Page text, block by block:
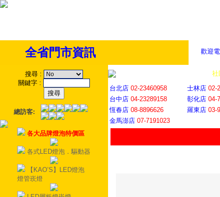
歡迎
全省門市資訊
搜尋 :
關鍵字 :
總訪客:
各大品牌燈泡特價區
各式LED燈泡．驅動器
【KAO’S】LED燈泡
燈管崁燈
社
台北店 02-23460958 士林店 02-
台中店 04-23289158 彰化店 04-
恆春店 08-8896626 羅東店 03-
金馬澎店 07-7191023